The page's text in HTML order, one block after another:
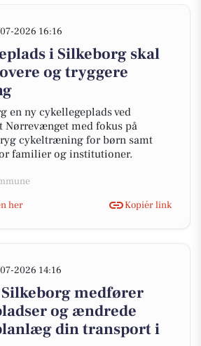
2026 16:16
i Silkeborg skal
og tryggere
en ny cykellegeplads ved
Nørrevænget med fokus på
cykeltræning for børn samt
familier og institutioner.
her
Kopiér link
2026 14:16
medfører
og ændrede
din transport i